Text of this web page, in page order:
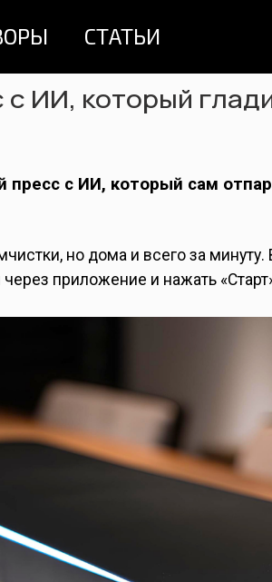
СТАТЬИ
ИИ, который
с ИИ, который сам
но дома и всего за
приложение и нажать